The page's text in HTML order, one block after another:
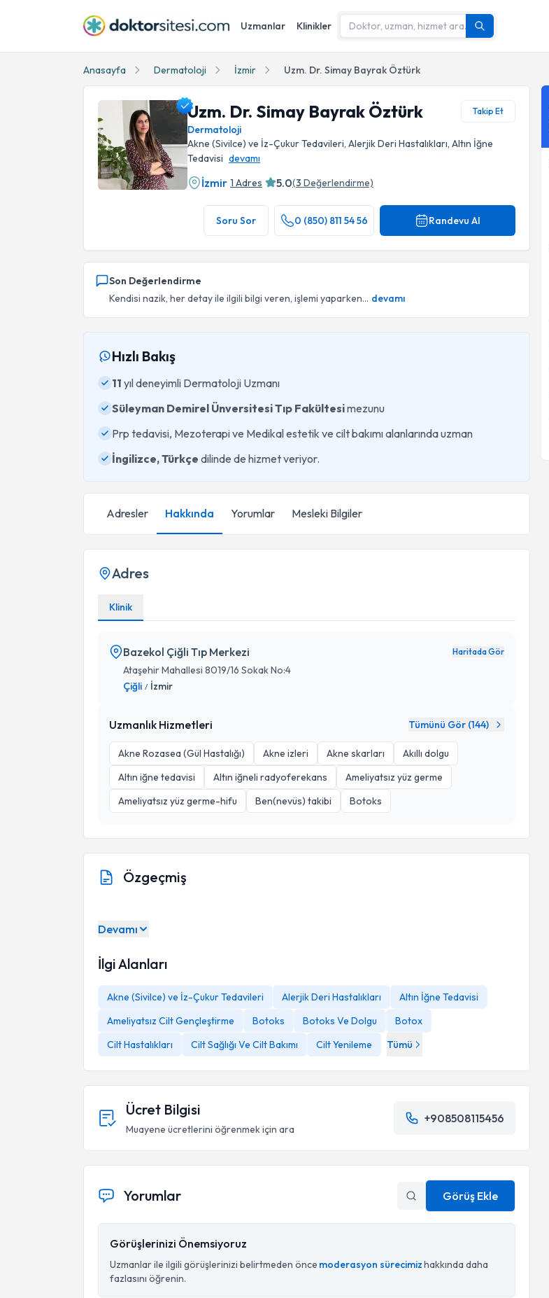
Uzmanlar Klinikler
Anasayfa Dermatoloji İzmir Uzm. Dr. Simay Bayrak Öztürk
Uzm. Dr. Simay Bayrak Öztürk Takip Et
Dermatoloji
Akne (Sivilce) ve İz-Çukur Tedavileri, Alerjik Deri Hastalıkları, Altın İğne
Tedavisi devamı
İzmir 1 Adres 5.0(3 Değerlendirme)
Soru Sor 0 (850) 811 54 56 Randevu Al
Son Değerlendirme
Kendisi nazik, her detay ile ilgili bilgi veren, işlemi yaparken... devamı
Hızlı Bakış
11 yıl deneyimli Dermatoloji Uzmanı
Süleyman Demirel Ünversitesi Tıp Fakültesimezunu
Prp tedavisi, Mezoterapi ve Medikal estetik ve cilt bakımı alanlarında uzman
İngilizce, Türkçe dilinde de hizmet veriyor.
Adresler Hakkında Yorumlar Mesleki Bilgiler
Adres
Klinik
Bazekol Çiğli Tıp Merkezi Haritada Gör
Ataşehir Mahallesi 8019/16 Sokak No:4
Çiğli / İzmir
Uzmanlık Hizmetleri Tümünü Gör (144)
Akne Rozasea (Gül Hastalığı) Akne izleri Akne skarları
Akıllı dolgu
Altın iğne tedavisi
Altın iğneli radyoferekans
Ameliyatsız yüz germe
Ameliyatsız yüz germe-hifu
Ben(nevüs) takibi Botoks
Özgeçmiş
Devamı
İlgi Alanları
Akne (Sivilce) ve İz-Çukur Tedavileri Alerjik Deri Hastalıkları
Altın İğne Tedavisi
Ameliyatsız Cilt Gençleştirme
Botoks Botoks Ve Dolgu
Botox
Cilt Hastalıkları
Cilt Sağlığı Ve Cilt Bakımı Cilt Yenileme Tümü
Ücret Bilgisi
Muayene ücretlerini öğrenmek için ara
+908508115456
Yorumlar Görüş Ekle
Görüşlerinizi Önemsiyoruz
Uzmanlar ile ilgili görüşlerinizi belirtmeden önce moderasyon sürecimizhakkında daha
fazlasını öğrenin.